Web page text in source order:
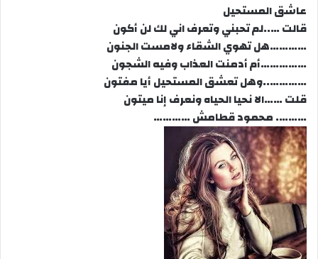
عاشق المستحيل
قالت …..لم تحبني وتعرف اني لك لن أكون
…………هل تهوي الشقاء ولامست الجنون
……………أم أدمنت العذاب وفيه الشجون
…………..وهل تعشق المستحيل أيا مفتون
قلت ……الا نحيا الحياه ونعرف إنا ميتون
………. محمود قطامش …………